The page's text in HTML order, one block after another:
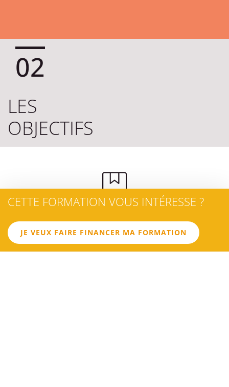
02
LES
OBJECTIFS
OBJECTIF 1
pratique nécessaires à la conduite en sécurité des engins de
la catégorie concernée
CETTE FORMATION VOUS INTÉRESSE ?
JE VEUX FAIRE FINANCER MA FORMATION